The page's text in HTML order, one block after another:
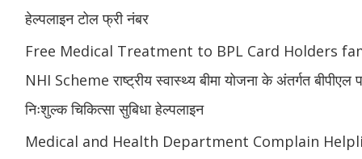
हेल्पलाइन टोल फ्री नंबर
Free Medical Treatment to BPL Card Holders
NHI Scheme राष्ट्रीय स्वास्थ्य बीमा योजना के अंतर्गत बीपीएल
निःशुल्क चिकित्सा सुबिधा हेल्पलाइन
Medical and Health Department Complain